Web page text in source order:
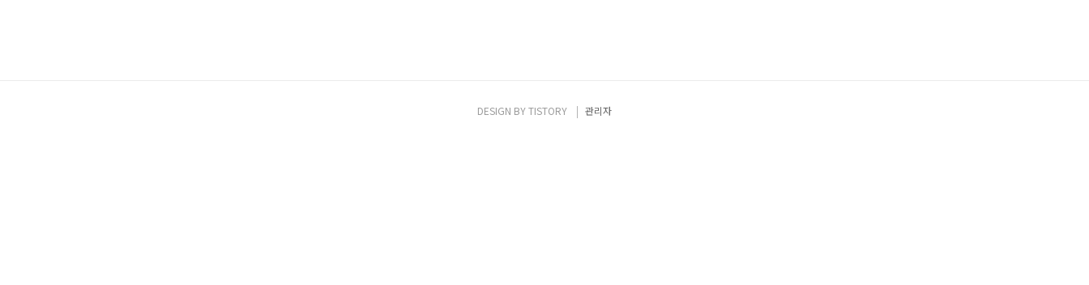
DESIGN BYTISTORY 관리자